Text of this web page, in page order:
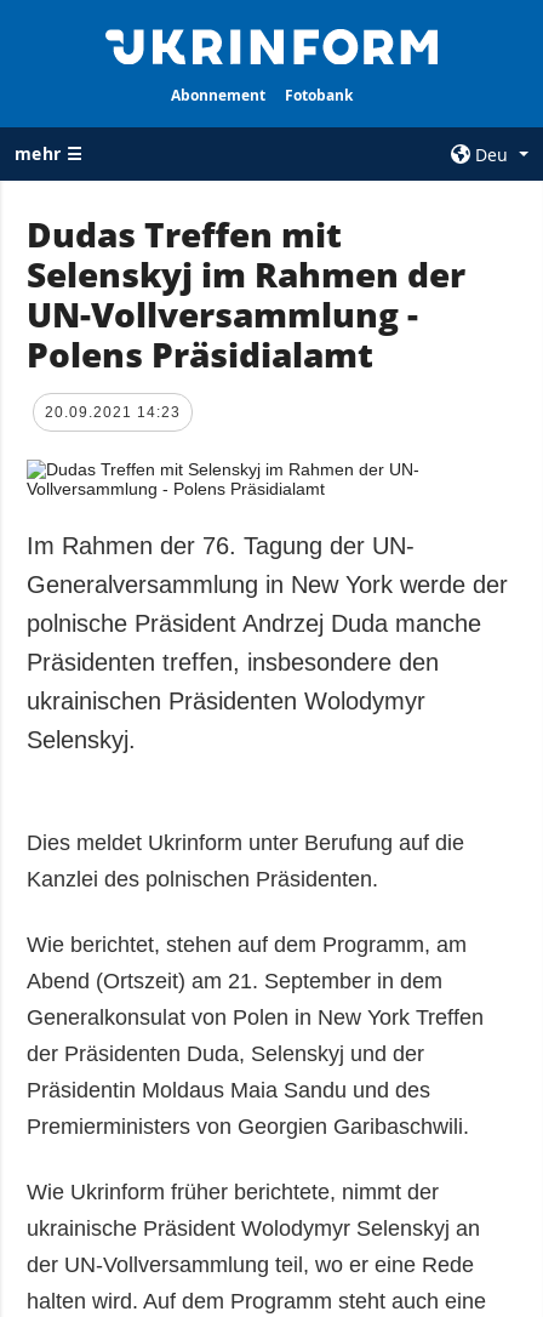
Abonnement Fotobank
mehr ☰
Deu
ALLE
RUBRIKEN
Krieg
Wiederaufbau
der Ukraine
Politik
Wirtschaft
Gesellschaft und
Kultur
Sport
Kriminalität
Notstand und
Notfälle
AGENTUR
Über uns
Kontakte
und zum Schutz
Interview
Fotos
Fotobank
Dudas Treffen mit
Selenskyj im Rahmen der
UN-Vollversammlung -
Polens Präsidialamt
20.09.2021 14:23
Im Rahmen der 76. Tagung der UN-
Generalversammlung in New York werde der
polnische Präsident Andrzej Duda manche
Präsidenten treffen, insbesondere den
ukrainischen Präsidenten Wolodymyr
Selenskyj.
Dies meldet Ukrinform unter Berufung auf die
Kanzlei des polnischen Präsidenten.
Wie berichtet, stehen auf dem Programm, am
Abend (Ortszeit) am 21. September in dem
Generalkonsulat von Polen in New York Treffen
der Präsidenten Duda, Selenskyj und der
Präsidentin Moldaus Maia Sandu und des
Premierministers von Georgien Garibaschwili.
Wie Ukrinform früher berichtete, nimmt der
ukrainische Präsident Wolodymyr Selenskyj an
der UN-Vollversammlung teil, wo er eine Rede
halten wird. Auf dem Programm steht auch eine